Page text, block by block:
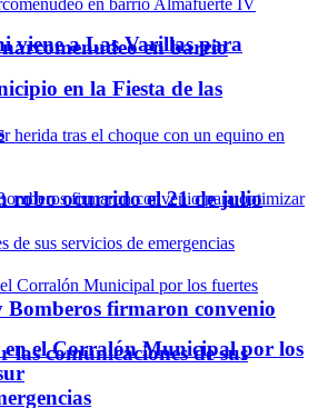
viene a Las Varillas para
en la Fiesta de las
Bomberos firmaron convenio
comunicaciones de sus
en barrio
robo ocurrido el 21 de julio
en el Corralón Municipal por los